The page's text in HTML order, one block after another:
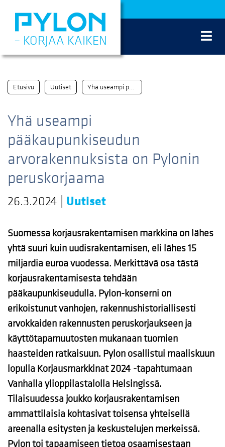
sisältöön
– KORJAA KAIKEN
Etusivu Uutiset Yhä useampi pääkaupunkiseudun arvorakennuksista on Pylonin peruskorjaama
Yhä useampi
pääkaupunkiseudun
arvorakennuksista on Pylonin
peruskorjaama
26.3.2024 Uutiset
Suomessa korjausrakentamisen markkina on lähes
yhtä suuri kuin uudisrakentamisen, eli lähes 15
miljardia euroa vuodessa. Merkittävä osa tästä
korjausrakentamisesta tehdään
pääkaupunkiseudulla. Pylon-konserni on
erikoistunut vanhojen, rakennushistoriallisesti
arvokkaiden rakennusten peruskorjaukseen ja
käyttötapamuutosten mukanaan tuomien
haasteiden ratkaisuun. Pylon osallistui maaliskuun
lopulla Korjausmarkkinat 2024 -tapahtumaan
Vanhalla ylioppilastalolla Helsingissä.
Tilaisuudessa joukko korjausrakentamisen
ammattilaisia kohtasivat toisensa yhteisellä
areenalla esitysten ja keskustelujen merkeissä.
Pylon toi tapaamiseen tietoa osaamisestaan